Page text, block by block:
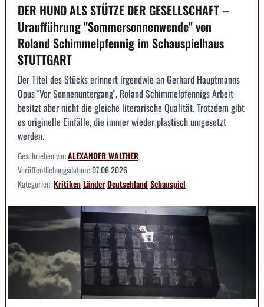
DER HUND ALS STÜTZE DER GESELLSCHAFT --
Uraufführung "Sommersonnenwende" von
Roland Schimmelpfennig im Schauspielhaus
STUTTGART
Der Titel des Stücks erinnert irgendwie an Gerhard Hauptmanns
Opus "Vor Sonnenuntergang". Roland Schimmelpfennigs Arbeit
besitzt aber nicht die gleiche literarische Qualität. Trotzdem gibt
es originelle Einfälle, die immer wieder plastisch umgesetzt
werden.
Geschrieben vonALEXANDER WALTHER
Veröffentlichungsdatum:07.06.2026
Kategorien:KritikenLänderDeutschlandSchauspiel